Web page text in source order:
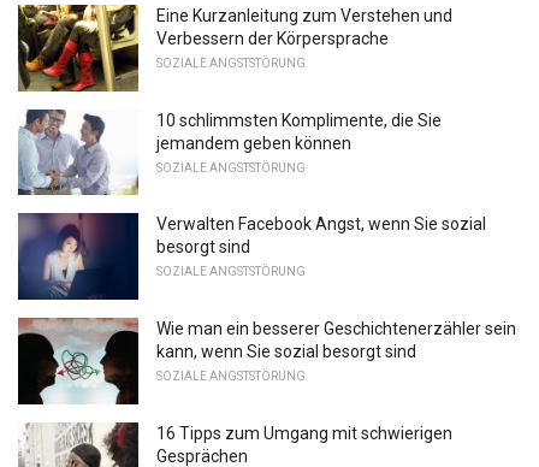
Eine Kurzanleitung zum Verstehen und
Verbessern der Körpersprache
SOZIALE ANGSTSTÖRUNG
10 schlimmsten Komplimente, die Sie
jemandem geben können
SOZIALE ANGSTSTÖRUNG
Verwalten Facebook Angst, wenn Sie sozial
besorgt sind
SOZIALE ANGSTSTÖRUNG
Wie man ein besserer Geschichtenerzähler sein
kann, wenn Sie sozial besorgt sind
SOZIALE ANGSTSTÖRUNG
16 Tipps zum Umgang mit schwierigen
Gesprächen